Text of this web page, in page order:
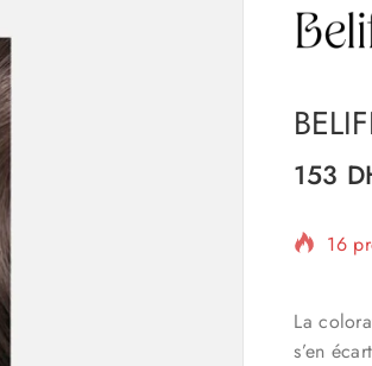
153
16
La
s’en